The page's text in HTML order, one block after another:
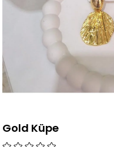
Gold Küpe